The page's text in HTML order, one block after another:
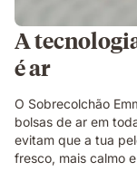
A
é ar
O Sobrecolchão
bolsas de ar em
evitam que a tua
fresco, mais calmo